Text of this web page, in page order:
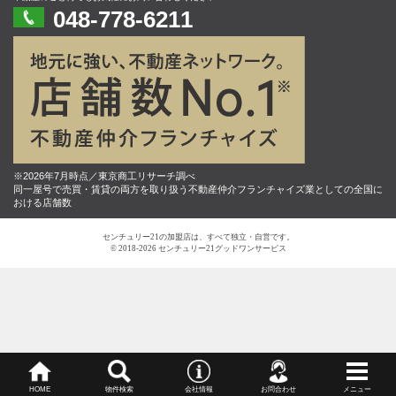
048-778-6211
※2026年7月時点／東京商工リサーチ調べ
同一屋号で売買・賃貸の両方を取り扱う不動産仲介フランチャイズ業としての全国に
おける店舗数
センチュリー21の加盟店は、すべて独立・自営です。
© 2018-2026 センチュリー21グッドワンサービス
HOME 物件検索 会社情報 お問合わせ メニュー